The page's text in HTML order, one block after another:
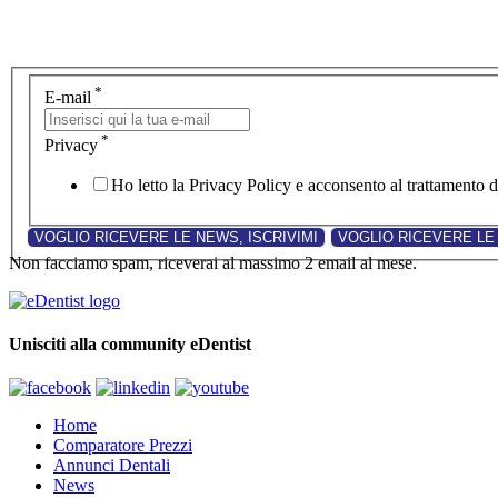
E-mail *
Privacy *
Ho letto la Privacy Policy e acconsento al trattamento
Non facciamo spam, riceverai al massimo 2 email al mese.
Unisciti alla community eDentist
Home
Comparatore Prezzi
Annunci Dentali
News